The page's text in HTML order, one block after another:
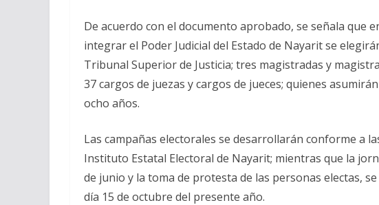
De acuerdo con el documento aprobado, se señala que
integrar el Poder Judicial del Estado de Nayarit se
Tribunal Superior de Justicia; tres magistradas y
37 cargos de juezas y cargos de jueces; quienes
ocho años.
Las campañas electorales se desarrollarán conforme a
Instituto Estatal Electoral de Nayarit; mientras que la
de junio y la toma de protesta de las personas electas,
día 15 de octubre del presente año.